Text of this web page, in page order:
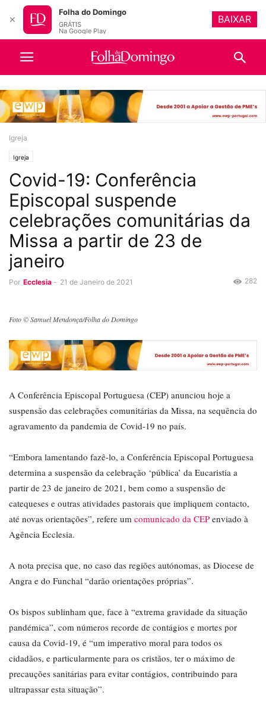
Igreja
Igreja
Covid-19: Conferência
Episcopal suspende
celebrações comunitárias da
Missa a partir de 23 de
janeiro
Por Ecclesia - 21 de Janeiro de 2021 282
Foto © Samuel Mendonça/Folha do Domingo
A Conferência Episcopal Portuguesa (CEP) anunciou hoje a
suspensão das celebrações comunitárias da Missa, na sequência do
agravamento da pandemia de Covid-19 no país.
“Embora lamentando fazê-lo, a Conferência Episcopal Portuguesa
determina a suspensão da celebração ‘pública’ da Eucaristia a
partir de 23 de janeiro de 2021, bem como a suspensão de
catequeses e outras atividades pastorais que impliquem contacto,
até novas orientações”, refere um comunicado da CEP enviado à
Agência Ecclesia.
A nota precisa que, no caso das regiões autónomas, as Diocese de
Angra e do Funchal “darão orientações próprias”.
Os bispos sublinham que, face à “extrema gravidade da situação
pandémica”, com números recorde de contágios e mortes por
causa da Covid-19, é “um imperativo moral para todos os
cidadãos, e particularmente para os cristãos, ter o máximo de
precauções sanitárias para evitar contágios, contribuindo para
ultrapassar esta situação”.
✕
Folha do Domingo
GRÁTIS
Na Google Play
BAIXAR